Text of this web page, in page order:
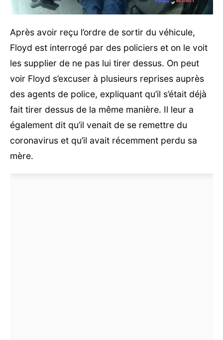
Après avoir reçu l’ordre de sortir du véhicule,
Floyd est interrogé par des policiers et on le voit
les supplier de ne pas lui tirer dessus. On peut
voir Floyd s’excuser à plusieurs reprises auprès
des agents de police, expliquant qu’il s’était déjà
fait tirer dessus de la même manière. Il leur a
également dit qu’il venait de se remettre du
coronavirus et qu’il avait récemment perdu sa
mère.